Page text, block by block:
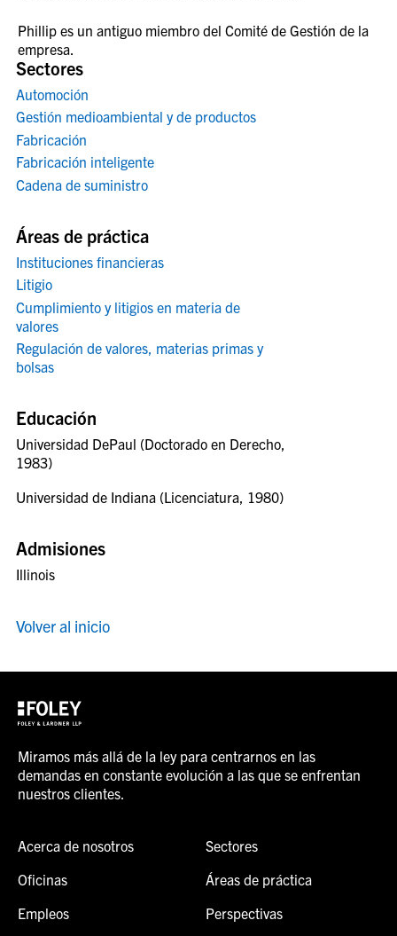
Sectores
Automoción
Gestión medioambiental y de productos
Fabricación
Fabricación inteligente
Cadena de suministro
Áreas de práctica
Instituciones financieras
Litigio
Cumplimiento y litigios en materia de
valores
Regulación de valores, materias primas y
bolsas
Educación
Universidad DePaul (Doctorado en Derecho,
1983)
Universidad de Indiana (Licenciatura, 1980)
Admisiones
Illinois
Volver al inicio
Phillip es un antiguo miembro del Comité de Gestión de la
empresa.
Miramos más allá de la ley para centrarnos en las
demandas en constante evolución a las que se enfrentan
nuestros clientes.
Acerca de nosotros
Oficinas
Empleos
Sectores
Áreas de práctica
Perspectivas